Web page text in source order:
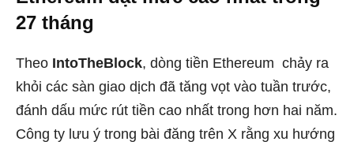
27 tháng
Theo IntoTheBlock, dòng tiền Ethereum chảy ra
khỏi các sàn giao dịch đã tăng vọt vào tuần trước,
đánh dấu mức rút tiền cao nhất trong hơn hai năm.
Công ty lưu ý trong bài đăng trên X rằng xu hướng